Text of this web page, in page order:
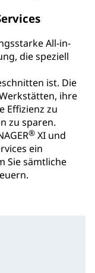
All-in-
die speziell
ist. Die
ihre
Effizienz zu
zu sparen.
® XI und
ein
Sie sämtliche